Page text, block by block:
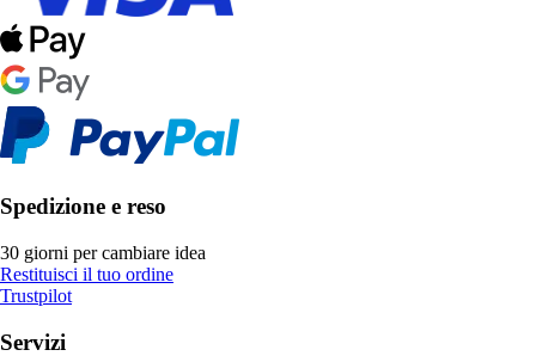
Spedizione e reso
30 giorni per cambiare idea
Restituisci il tuo ordine
Trustpilot
Servizi